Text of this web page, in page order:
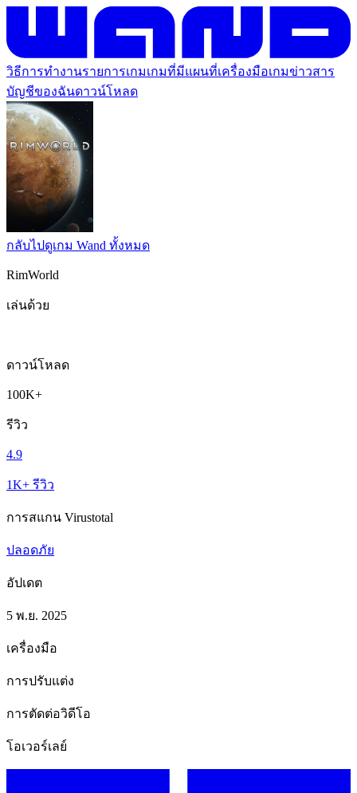
วิธีการทำงานรายการเกมเกมที่มีแผนที่เครื่องมือเกมข่าวสาร
บัญชีของฉันดาวน์โหลด
กลับไปดูเกม Wand ทั้งหมด
RimWorld
เล่นด้วย
ดาวน์โหลด
100K+
รีวิว
4.9
1K+ รีวิว
การสแกน Virustotal
ปลอดภัย
อัปเดต
5 พ.ย. 2025
เครื่องมือ
การปรับแต่ง
การตัดต่อวิดีโอ
โอเวอร์เลย์